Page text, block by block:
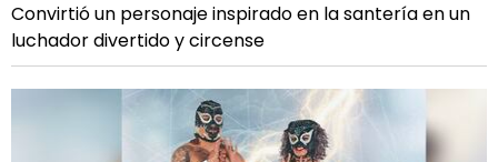
Convirtió un personaje inspirado en la santería en un
luchador divertido y circense